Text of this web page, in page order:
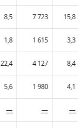
8,5 7 723 15,8
1,8 1 615 3,3
22,4 4 127 8,4
5,6 1 980 4,1
— — —